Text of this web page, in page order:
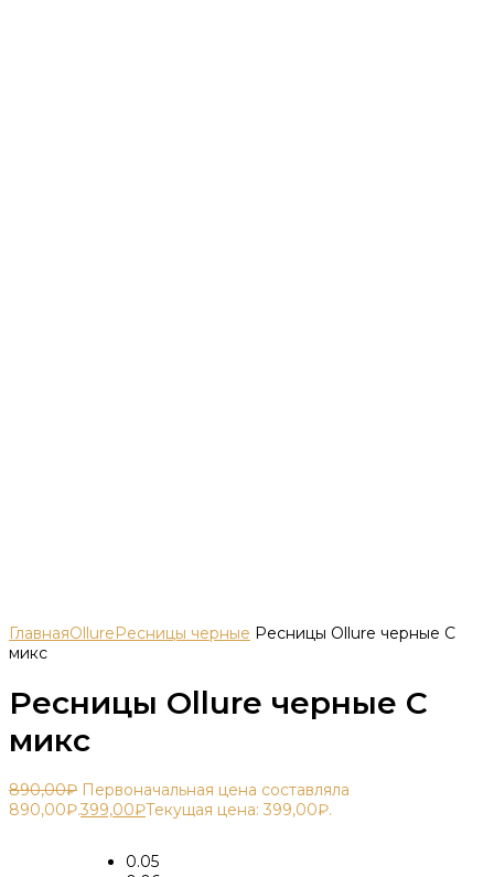
ГлавнаяOllureРесницы черные Ресницы Ollure черные С
микс
Ресницы Ollure черные С
микс
890,00₽ Первоначальная цена составляла
890,00₽.399,00₽Текущая цена: 399,00₽.
0.05